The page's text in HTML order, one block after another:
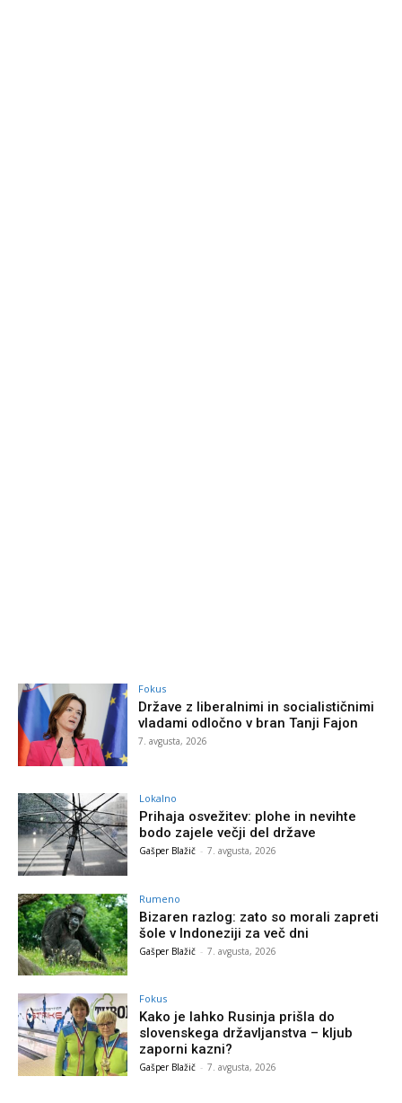
Fokus
Države z liberalnimi in socialističnimi
vladami odločno v bran Tanji Fajon
7. avgusta, 2026
Lokalno
Prihaja osvežitev: plohe in nevihte
bodo zajele večji del države
Gašper Blažič - 7. avgusta, 2026
Rumeno
Bizaren razlog: zato so morali zapreti
šole v Indoneziji za več dni
Gašper Blažič - 7. avgusta, 2026
Fokus
Kako je lahko Rusinja prišla do
slovenskega državljanstva – kljub
zaporni kazni?
Gašper Blažič - 7. avgusta, 2026